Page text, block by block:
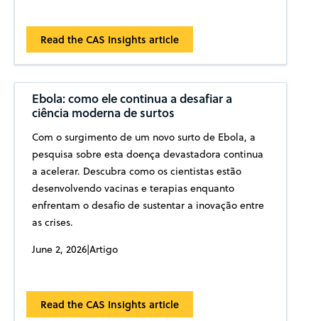
Read the CAS Insights article
Ebola: como ele continua a desafiar a
ciência moderna de surtos
Com o surgimento de um novo surto de Ebola, a
pesquisa sobre esta doença devastadora continua
a acelerar. Descubra como os cientistas estão
desenvolvendo vacinas e terapias enquanto
enfrentam o desafio de sustentar a inovação entre
as crises.
June 2, 2026|Artigo
Read the CAS Insights article